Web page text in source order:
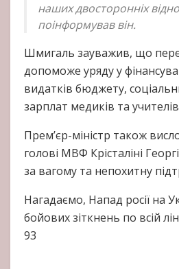
наших двосторонніх
поінформував він.
Шмигаль зауважив, що
допоможе уряду у
видатків бюджету,
зарплат медиків та
Прем’єр-міністр також
голові МВФ Крісталіні
за вагому та непохитну
Нагадаємо, Напад росії на
бойових зіткнень по всій
93